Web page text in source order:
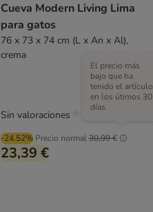
Cueva Modern Living Lima
para gatos
76 x 73 x 74 cm (L x An x Al),
crema
-24.52% Precio normal30,99 €
El precio más
bajo que ha
tenido el artículo
en los útimos 30
días.
23,39 €
Sin valoraciones